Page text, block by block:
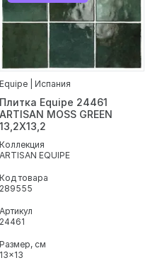
Equipe | Испания
Плитка Equipe 24461
ARTISAN MOSS GREEN
13,2X13,2
Коллекция
ARTISAN EQUIPE
Код товара
289555
Артикул
24461
Размер, см
13x13